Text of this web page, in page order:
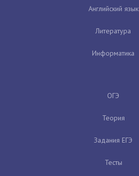
Английский язык
Литература
Информатика
ОГЭ
Теория
Задания ЕГЭ
Тесты